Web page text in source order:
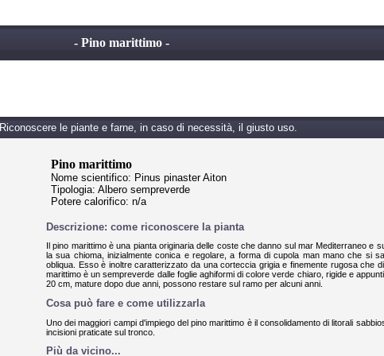
- Pino marittimo -
Riconoscere le piante e farne, in caso di necessità, il giusto uso.
Pino marittimo
Nome scientifico: Pinus pinaster Aiton
Tipologia: Albero sempreverde
Potere calorifico: n/a
Descrizione: come riconoscere la pianta
Il pino marittimo è una pianta originaria delle coste che danno sul mar Mediterraneo
la sua chioma, inizialmente conica e regolare, a forma di cupola man mano che si
obliqua. Esso è inoltre caratterizzato da una corteccia grigia e finemente rugosa che
marittimo è un sempreverde dalle foglie aghiformi di colore verde chiaro, rigide e
20 cm, mature dopo due anni, possono restare sul ramo per alcuni anni.
Cosa può fare e come utilizzarla
Uno dei maggiori campi d'impiego del pino marittimo è il consolidamento di litorali
incisioni praticate sul tronco.
Più da vicino...